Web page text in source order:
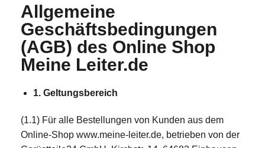
Allgemeine
Geschäftsbedingungen
(AGB) des Online Shop
Meine Leiter.de
1. Geltungsbereich
(1.1) Für alle Bestellungen von Kunden aus dem
Online-Shop www.meine-leiter.de, betrieben von der